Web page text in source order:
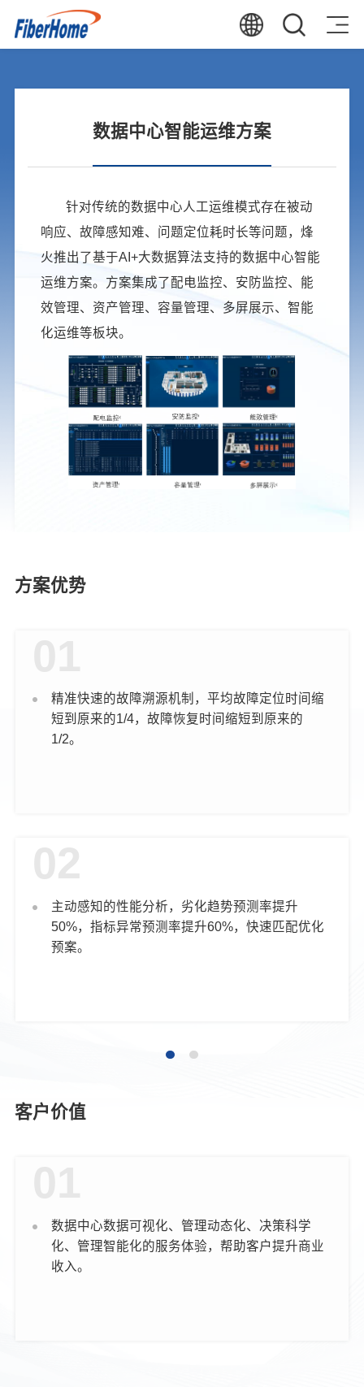
数据中心智能运维方案
针对传统的数据中心人工运维模式存在被动
响应、故障感知难、问题定位耗时长等问题，烽
火推出了基于AI+大数据算法支持的数据中心智能
运维方案。方案集成了配电监控、安防监控、能
效管理、资产管理、容量管理、多屏展示、智能
化运维等板块。
方案优势
精准快速的故障溯源机制，平均故障定位时间缩
短到原来的1/4，故障恢复时间缩短到原来的
1/2。
02
主动感知的性能分析，劣化趋势预测率提升
50%，指标异常预测率提升60%，快速匹配优化
预案。
客户价值
数据中心数据可视化、管理动态化、决策科学
化、管理智能化的服务体验，帮助客户提升商业
收入。